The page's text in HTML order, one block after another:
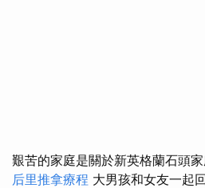
艱苦的家庭是關於新英格蘭石頭家
后里推拿療程 大男孩和女友一起